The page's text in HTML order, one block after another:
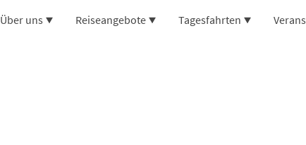
Über uns Reiseangebote Tagesfahrten